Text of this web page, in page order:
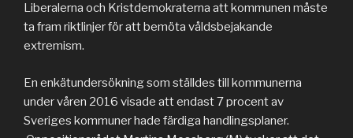
Liberalerna och Kristdemokraterna att kommunen måste
ta fram riktlinjer för att bemöta våldsbejakande
extremism.
En enkätundersökning som ställdes till kommunerna
under våren 2016 visade att endast 7 procent av
Sveriges kommuner hade färdiga handlingsplaner.